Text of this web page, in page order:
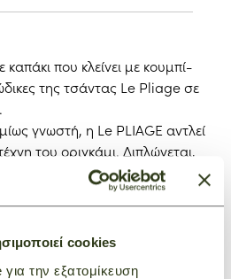
cookies
την εξατομίκευση
που κλείνει με κουμπί-
της τσάντας Le Pliage σε
γνωστή, η Le PLIAGE αντλεί
του οριγκάμι. Διπλώνεται,
και η ευρηματικότητά της
καπάκι και τα χερούλια από
ματιά.